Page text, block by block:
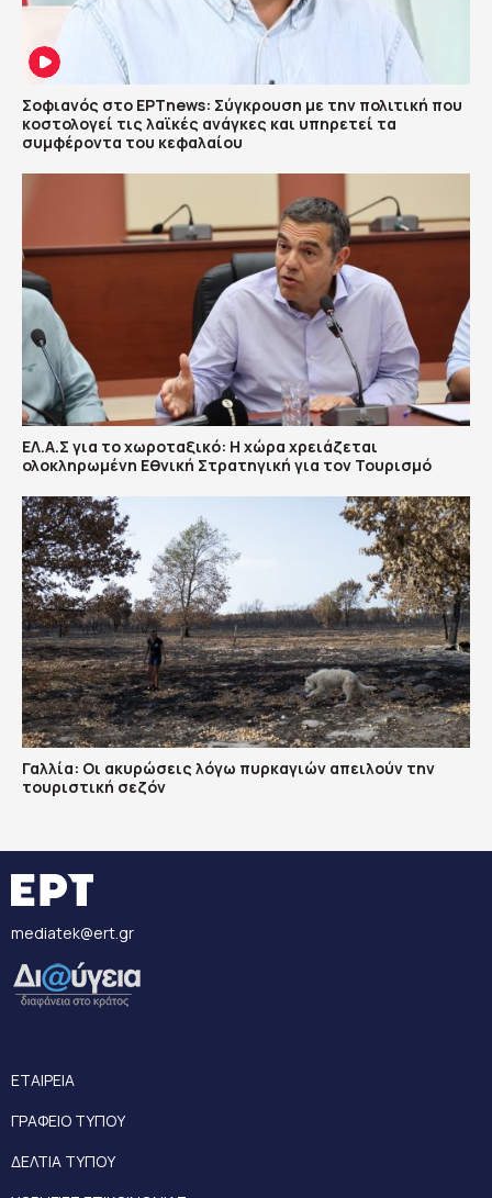
Σοφιανός στο ΕΡΤnews: Σύγκρουση με την πολιτική που
κοστολογεί τις λαϊκές ανάγκες και υπηρετεί τα
συμφέροντα του κεφαλαίου
ΕΛ.Α.Σ για το χωροταξικό: Η χώρα χρειάζεται
ολοκληρωμένη Εθνική Στρατηγική για τον Τουρισμό
Γαλλία: Οι ακυρώσεις λόγω πυρκαγιών απειλούν την
τουριστική σεζόν
mediatek@ert.gr
ΕΤΑΙΡΕΙΑ
ΓΡΑΦΕΙΟ ΤΥΠΟΥ
ΔΕΛΤΙΑ ΤΥΠΟΥ